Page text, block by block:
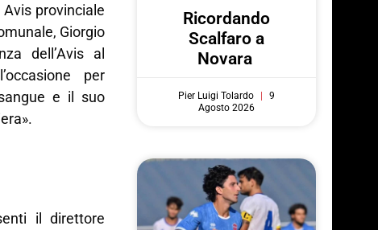
Avis provinciale
Giorgio
dell’Avis al
per
e il suo
il direttore
Ricordando
Scalfaro a
Novara
Pier Luigi Tolardo
9
Agosto 2026